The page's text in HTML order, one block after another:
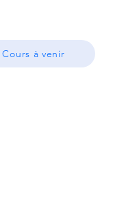
Cours à venir